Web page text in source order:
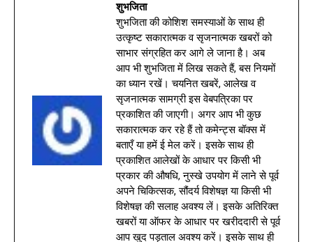
शुभजिता
शुभजिता की कोशिश समस्याओं के साथ ही
उत्कृष्ट सकारात्मक व सृजनात्मक खबरों को
साभार संग्रहित कर आगे ले जाना है। अब
आप भी शुभजिता में लिख सकते हैं, बस नियमों
का ध्यान रखें। चयनित खबरें, आलेख व
सृजनात्मक सामग्री इस वेबपत्रिका पर
प्रकाशित की जाएगी। अगर आप भी कुछ
सकारात्मक कर रहे हैं तो कमेन्ट्स बॉक्स में
बताएँ या हमें ई मेल करें। इसके साथ ही
प्रकाशित आलेखों के आधार पर किसी भी
प्रकार की औषधि, नुस्खे उपयोग में लाने से पूर्व
अपने चिकित्सक, सौंदर्य विशेषज्ञ या किसी भी
विशेषज्ञ की सलाह अवश्य लें। इसके अतिरिक्त
खबरों या ऑफर के आधार पर खरीददारी से पूर्व
आप खुद पड़ताल अवश्य करें। इसके साथ ही